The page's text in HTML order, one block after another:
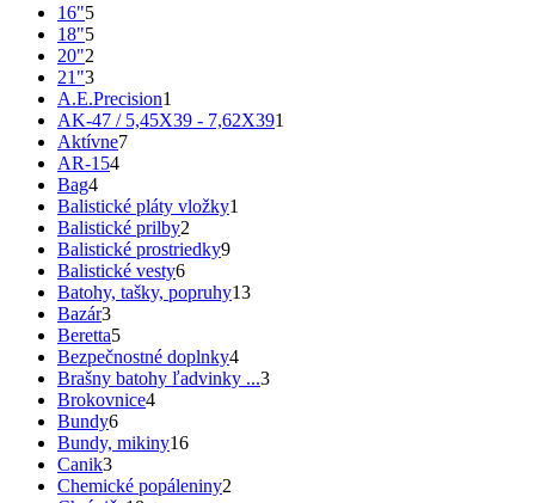
16"5
18"5
20"2
21"3
A.E.Precision1
AK-47 / 5,45X39 - 7,62X391
Aktívne7
AR-154
Bag4
Balistické pláty vložky1
Balistické prilby2
Balistické prostriedky9
Balistické vesty6
Batohy, tašky, popruhy13
Bazár3
Beretta5
Bezpečnostné doplnky4
Brašny batohy ľadvinky ...3
Brokovnice4
Bundy6
Bundy, mikiny16
Canik3
Chemické popáleniny2